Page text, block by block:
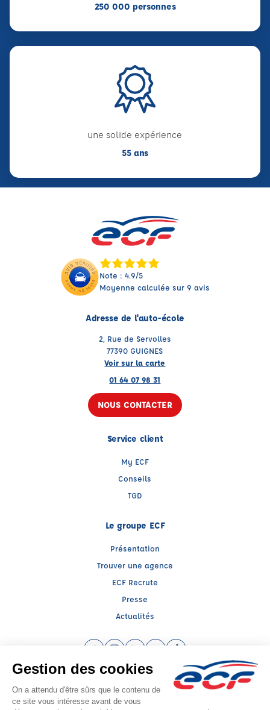
250 000 personnes
une solide expérience
55 ans
Note : 4.9/5
Moyenne calculée sur 9 avis
Adresse de l'auto-école
2, Rue de Servolles
77390 GUIGNES
Voir sur la carte
01 64 07 98 31
NOUS CONTACTER
Service client
My ECF
Conseils
TGD
Le groupe ECF
Présentation
Trouver une agence
ECF Recrute
Presse
Actualités
Instagram (nouvelle fenêtre)
LinkedIn (nouvelle fenêtre)
YouTube (nouvelle fenêtre)
TikTok (nouvelle
Raison sociale : LP FORMATIONS - Capital social: 2000€
SIREN: 850427196 - Numéro de TVA intracommunautaire: FR 16 850427196
Agrément n°E1907700290